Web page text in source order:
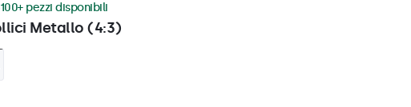
Metallo (4:3)
100+ pezzi disponibili